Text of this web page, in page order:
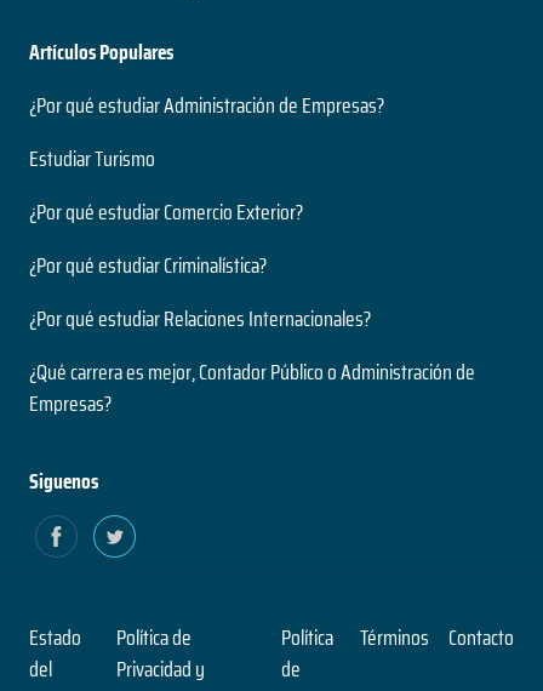
Artículos Populares
¿Por qué estudiar Administración de Empresas?
Estudiar Turismo
¿Por qué estudiar Comercio Exterior?
¿Por qué estudiar Criminalística?
¿Por qué estudiar Relaciones Internacionales?
¿Qué carrera es mejor, Contador Público o Administración de
Empresas?
Siguenos
Estado
del
Política de
Privacidad y
Política
de
Términos Contacto